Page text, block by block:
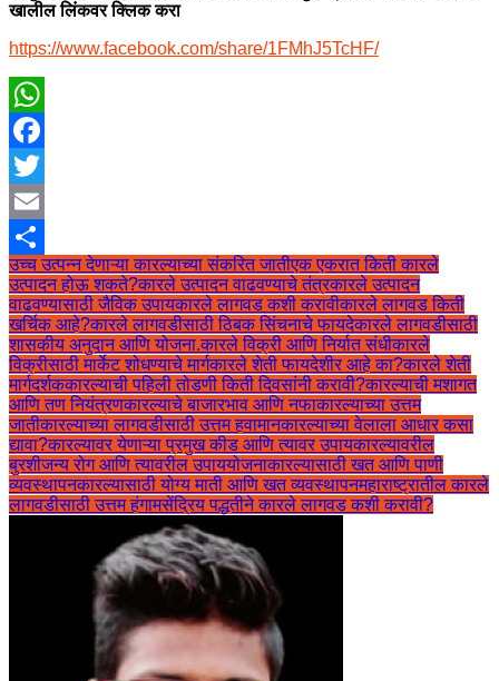
खालील लिंकवर क्लिक करा
https://www.facebook.com/share/1FMhJ5TcHF/
WhatsApp
Facebook
Twitter
Email
Share
उच्च उत्पन्न देणाऱ्या कारल्याच्या संकरित जातीएक एकरात किती कारले
उत्पादन होऊ शकते?कारले उत्पादन वाढवण्याचे तंत्रकारले उत्पादन
वाढवण्यासाठी जैविक उपायकारले लागवड कशी करावीकारले लागवड किती
खर्चिक आहे?कारले लागवडीसाठी ठिबक सिंचनाचे फायदेकारले लागवडीसाठी
शासकीय अनुदान आणि योजना.कारले विक्री आणि निर्यात संधीकारले
विक्रीसाठी मार्केट शोधण्याचे मार्गकारले शेती फायदेशीर आहे का?कारले शेती
मार्गदर्शककारल्याची पहिली तोडणी किती दिवसांनी करावी?कारल्याची मशागत
आणि तण नियंत्रणकारल्याचे बाजारभाव आणि नफाकारल्याच्या उत्तम
जातीकारल्याच्या लागवडीसाठी उत्तम हवामानकारल्याच्या वेलाला आधार कसा
द्यावा?कारल्यावर येणाऱ्या प्रमुख कीड आणि त्यावर उपायकारल्यावरील
बुरशीजन्य रोग आणि त्यावरील उपाययोजनाकारल्यासाठी खत आणि पाणी
व्यवस्थापनकारल्यासाठी योग्य माती आणि खत व्यवस्थापनमहाराष्ट्रातील कारले
लागवडीसाठी उत्तम हंगामसेंद्रिय पद्धतीने कारले लागवड कशी करावी?